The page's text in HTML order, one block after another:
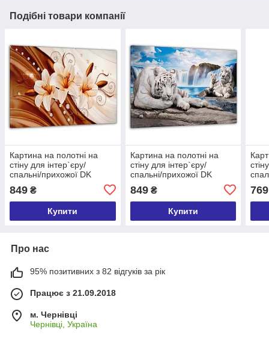
Подібні товари компанії
Картина на полотні на
стіну для інтер`єру/
спальні/прихожої DK
Абстракція лілії 60х100 см
(MK10110_M)
849 ₴
Купити
Картина на полотні на
стіну для інтер`єру/
спальні/прихожої DK
Сімейство тигрів 60х100
см (MK10086_M)
849₴
Купити
769
Про нас
95% позитивних з 82 відгуків за рік
Працює з 21.09.2018
м. Чернівці
Чернівці, Україна